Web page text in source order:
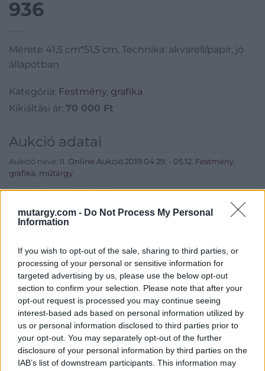
mutargy.com - Do Not Process My Personal
Information
If you wish to opt-out of the sale, sharing to third parties, or
processing of your personal or sensitive information for
targeted advertising by us, please use the below opt-out
section to confirm your selection. Please note that after your
opt-out request is processed you may continue seeing
interest-based ads based on personal information utilized by
us or personal information disclosed to third parties prior to
your opt-out. You may separately opt-out of the further
disclosure of your personal information by third parties on the
IAB’s list of downstream participants. This information may
936
Mérete 41,5 cm*51,5 cm, Technika: akvarell/papír, jó
állapotban
Kategória: Festmény, grafika
Kikiáltási ár: 70 000 Ft
Aukció adatai
Aukció neve: II. Online Aukció 2019.04.29. - 05.12. Festmény,
grafika, műtárgy
Aukció dátuma: 2019.05.12
Aukció ideje: 20:00
Tételszám: 72
Eladó adatai
Eladó:Amor Del Arte Galéria-
Aukciósház
Cím: Ráduly Zoltán
Amor Del Arte Kft.
Sopron